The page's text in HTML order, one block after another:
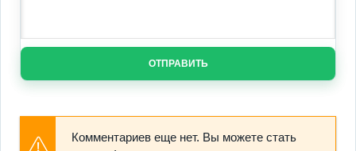
ОТПРАВИТЬ
Комментариев еще нет. Вы можете стать